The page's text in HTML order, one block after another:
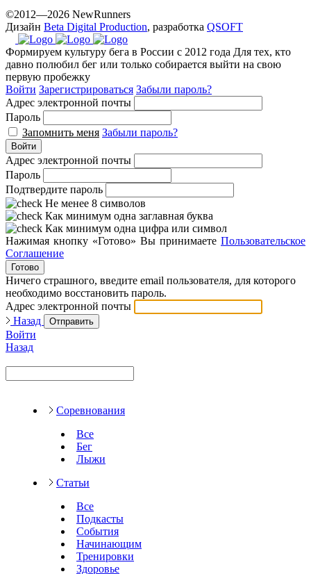
©2012—2026 NewRunners
Дизайн Beta Digital Production, разработка QSOFT
Формируем культуру бега в России с 2012 года Для тех, кто
давно полюбил бег или только собирается выйти на свою
первую пробежку
Войти Зарегистрироваться Забыли пароль?
Адрес электронной почты
Пароль
Запомнить меня Забыли пароль?
Войти
Адрес электронной почты
Пароль
Подтвердите пароль
Не менее 8 символов
Как минимум одна заглавная буква
Как минимум одна цифра или символ
Нажимая кнопку «Готово» Вы принимаете Пользовательское
Соглашение
Готово
Ничего страшного, введите email пользователя, для которого
необходимо восстановить пароль.
Адрес электронной почты
Назад
Отправить
Войти
Назад
Соревнования
Все
Бег
Лыжи
Статьи
Все
Подкасты
События
Начинающим
Тренировки
Здоровье